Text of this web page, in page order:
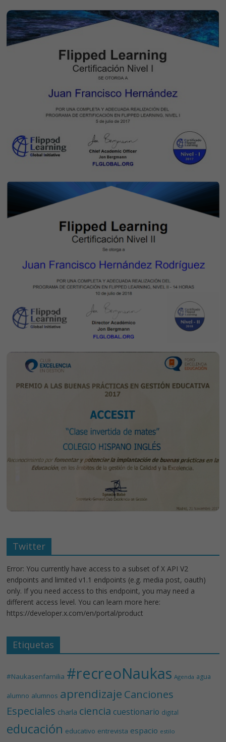
Twitter
Error: You currently have access to a subset of X API V2
endpoints and limited v1.1 endpoints (e.g. media post, oauth)
only. If you need access to this endpoint, you may need a
different access level. You can learn more here:
https://developer.x.com/en/portal/product
Etiquetas
#Naukasenfamilia #recreoNaukas Agenda agua
alumno alumnos aprendizaje Canciones
Especiales charla ciencia cuestionario digital
educación educativo entrevista espacio estilo